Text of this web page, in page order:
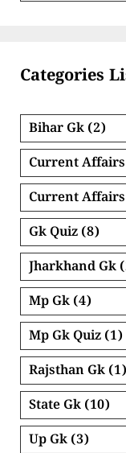
Categories
Bihar Gk (2)
Current Affairs
Current Affairs
Gk Quiz (8)
Jharkhand Gk
Mp Gk (4)
Mp Gk Quiz (1)
Rajsthan Gk (1)
State Gk (10)
Up Gk (3)